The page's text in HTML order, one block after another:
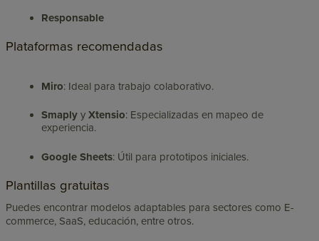
Responsable
Plataformas recomendadas
Miro: Ideal para trabajo colaborativo.
Smaply yXtensio: Especializadas en mapeo de
experiencia.
Google Sheets: Útil para prototipos iniciales.
Plantillas gratuitas
Puedes encontrar modelos adaptables para sectores como E-
commerce, SaaS, educación, entre otros.